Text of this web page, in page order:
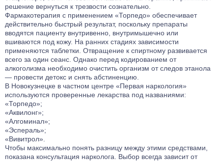
решение вернуться к трезвости сознательно.
Фармакотерапия с применением «Торпедо» обеспечивает
действительно быстрый результат, поскольку препараты
вводятся пациенту внутривенно, внутримышечно или
вшиваются под кожу. На ранних стадиях зависимости
применяются таблетки. Отвращение к спиртному развивается
всего за один сеанс. Однако перед кодированием от
алкоголизма необходимо очистить организм от следов этанола
— провести детокс и снять абстиненцию.
В Новокузнецке в частном центре «Первая наркология»
используются проверенные лекарства под названиями:
«Торпедо»;
«Аквилонг»;
«Алгоминал»;
«Эспераль»;
«Вивитрол».
Чтобы максимально понять разницу между этими средствами,
показана консультация нарколога. Выбор всегда зависит от